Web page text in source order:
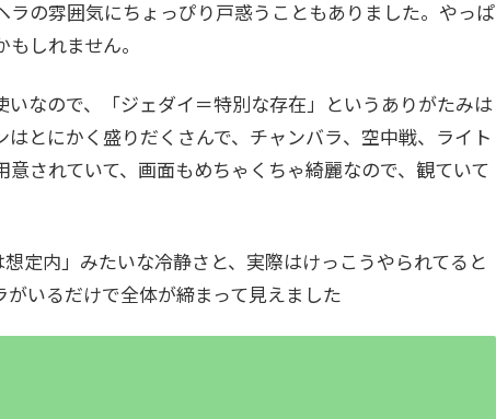
の雰囲気にちょっぴり戸惑うこともありました。やっぱ
しれません。
なので、「ジェダイ＝特別な存在」というありがたみは
とにかく盛りだくさんで、チャンバラ、空中戦、ライト
されていて、画面もめちゃくちゃ綺麗なので、観ていて
定内」みたいな冷静さと、実際はけっこうやられてると
いるだけで全体が締まって見えました